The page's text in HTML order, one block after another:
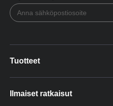
Tuotteet
Ilmaiset ratkaisut